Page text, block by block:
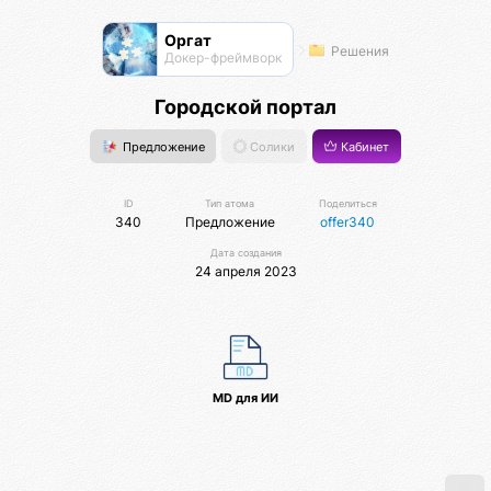
Оргат
Докер-фреймворк Решения
Городской портал
Предложение Солики Кабинет
ID
340
Тип атома
Предложение
Поделиться
offer340
Дата создания
24 апреля 2023
MD для ИИ